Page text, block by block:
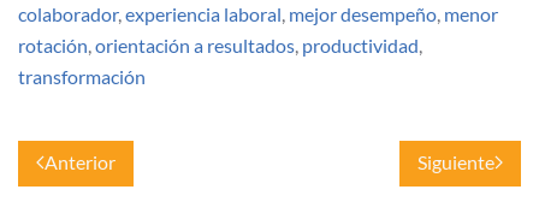
colaborador, experiencia laboral mejor desempeño menor
rotación orientación a resultados productividad
transformación
Anterior Siguiente